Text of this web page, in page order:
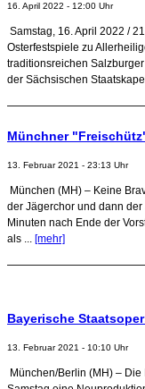
16. April 2022 - 12:00 Uhr
Samstag, 16. April 2022 /
Osterfestspiele zu
traditionsreichen
der Sächsischen
Münchner
13. Februar 2021 - 23:13 Uhr
München (MH) – Keine
der Jägerchor und dann
Minuten nach Ende der
als ... [mehr]
Bayerische
13. Februar 2021 - 10:10 Uhr
München/Berlin (MH) –